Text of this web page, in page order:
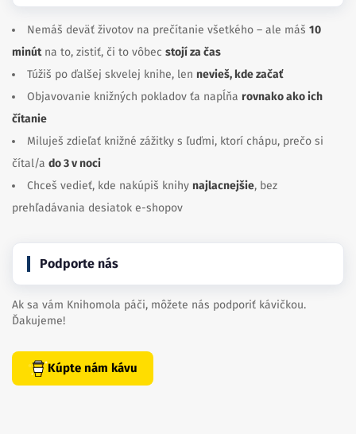
Nemáš deväť životov na prečítanie všetkého – ale máš 10
minútna to, zistiť, či to vôbec stojí za čas
Túžiš po ďalšej skvelej knihe, len nevieš, kde začať
Objavovanie knižných pokladov ťa napĺňa rovnako ako ich
čítanie
Miluješ zdieľať knižné zážitky s ľuďmi, ktorí chápu, prečo si
čítal/a do 3 v noci
Chceš vedieť, kde nakúpiš knihy najlacnejšie, bez
prehľadávania desiatok e-shopov
Podporte nás
Ak sa vám Knihomola páči, môžete nás podporiť kávičkou.
Ďakujeme!
Kúpte nám kávu